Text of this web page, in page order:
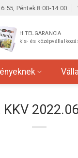
Péntek 8:00-14:00
HITELGARANCIA
kis- és